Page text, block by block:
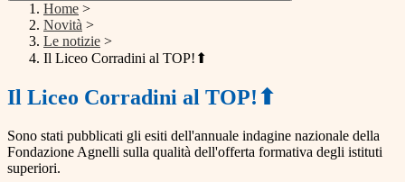
Home >
Novità >
Le notizie >
Il Liceo Corradini al TOP!⬆
Il Liceo Corradini al TOP!⬆
Sono stati pubblicati gli esiti dell'annuale indagine nazionale della
Fondazione Agnelli sulla qualità dell'offerta formativa degli istituti
superiori.